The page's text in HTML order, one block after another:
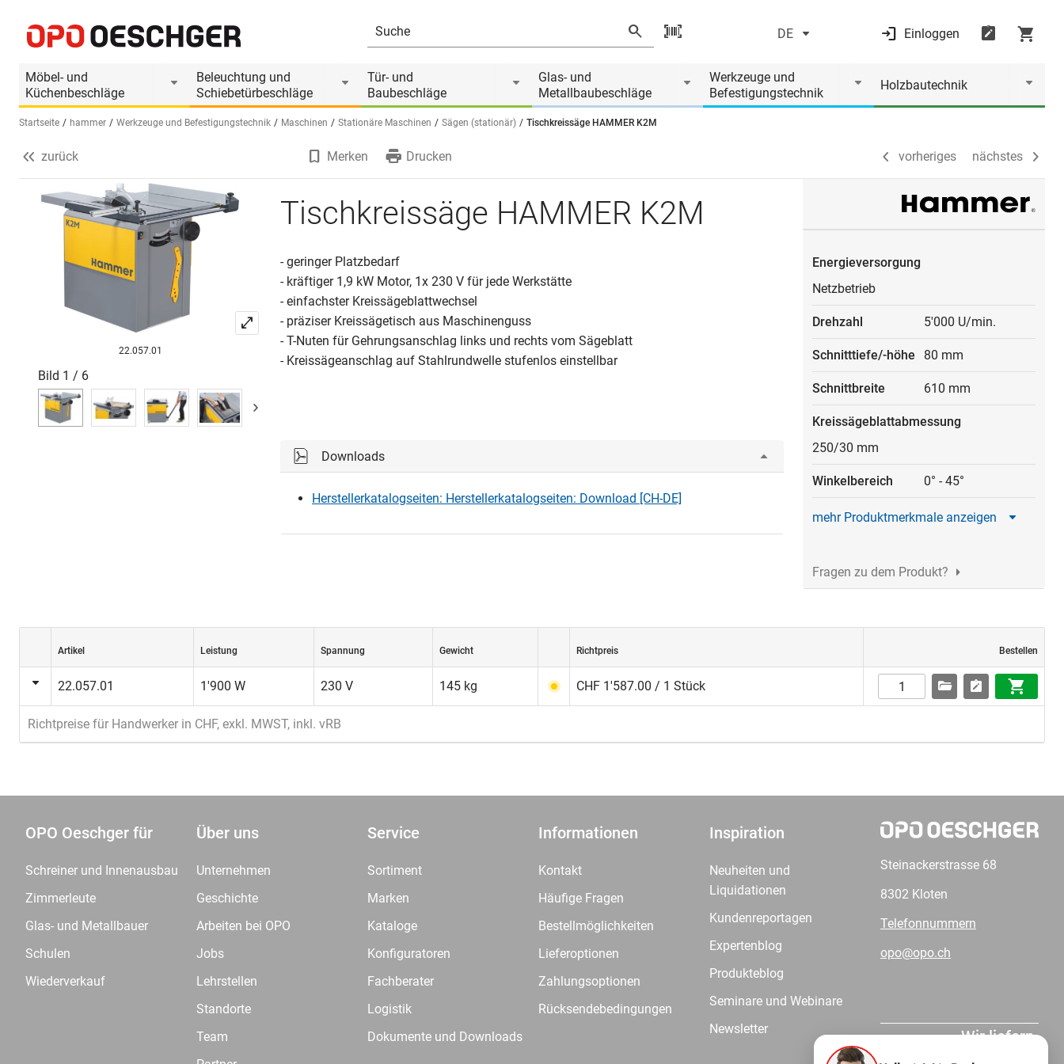
DE Einloggen
Möbel- und
Küchenbeschläge
Beleuchtung und
Schiebetürbeschläge
Tür- und
Baubeschläge
Glas- und
Metallbaubeschläge
Werkzeuge und
Befestigungstechnik
Holzbautechnik
Sprache wählen (DE)
Startseite hammer Werkzeuge und Befestigungstechnik Maschinen Stationäre Maschinen Sägen (stationär) Tischkreissäge HAMMER K2M
Produktinformationen
vorheriges nächstes
zurück Merken Drucken vorheriges nächstes
22.057.01
Bild 1 / 6
Tischkreissäge HAMMER K2M
- geringer Platzbedarf
- kräftiger 1,9 kW Motor, 1x 230 V für jede Werkstätte
- einfachster Kreissägeblattwechsel
- präziser Kreissägetisch aus Maschinenguss
- T-Nuten für Gehrungsanschlag links und rechts vom Sägeblatt
- Kreissägeanschlag auf Stahlrundwelle stufenlos einstellbar
Downloads
Herstellerkatalogseiten: Herstellerkatalogseiten: Download [CH-DE]
Energieversorgung
Netzbetrieb
Drehzahl 5'000 U/min.
Schnitttiefe/-höhe 80 mm
Schnittbreite 610 mm
Kreissägeblattabmessung
250/30 mm
Winkelbereich 0° - 45°
mehr Produktmerkmale anzeigen
Fragen zu dem Produkt?
Artikel Leistung Spannung Gewicht Richtpreis Bestellen
22.057.01 1'900 W 230 V 145 kg CHF 1'587.00 / 1 Stück
Richtpreise für Handwerker in CHF, exkl. MWST, inkl. vRB
OPO Oeschger für
Schreiner und Innenausbau
Zimmerleute
Glas- und Metallbauer
Schulen
Wiederverkauf
Über uns
Unternehmen
Geschichte
Arbeiten bei OPO
Jobs
Lehrstellen
Standorte
Team
Service
Sortiment
Marken
Kataloge
Konfiguratoren
Fachberater
Logistik
Dokumente und Downloads
Informationen
Kontakt
Häufige Fragen
Bestellmöglichkeiten
Lieferoptionen
Zahlungsoptionen
Rücksendebedingungen
Inspiration
Neuheiten und
Liquidationen
Kundenreportagen
Expertenblog
Produkteblog
Seminare und Webinare
Newsletter
Steinackerstrasse 68
8302 Kloten
Telefonnummern
opo@opo.ch
Wir liefern.